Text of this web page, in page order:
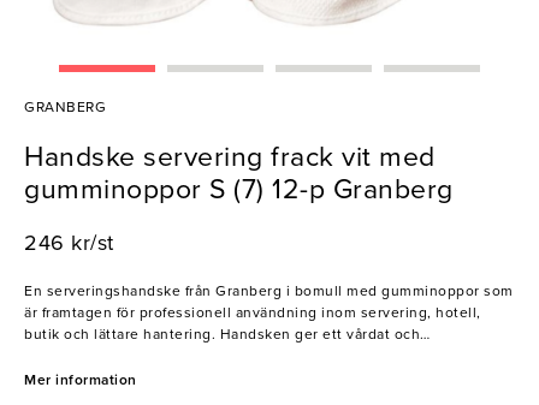
GRANBERG
Handske servering frack vit med
gumminoppor S (7) 12-p Granberg
246 kr/st
En serveringshandske från Granberg i bomull med gumminoppor som
är framtagen för professionell användning inom servering, hotell,
butik och lättare hantering. Handsken ger ett vårdat och
mot smuts och fingeravtryck. Latexnoppor på handflata och fingrar
Mer information